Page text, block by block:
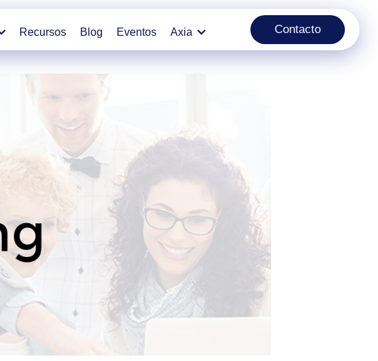
Recursos Blog Eventos Axia Contacto